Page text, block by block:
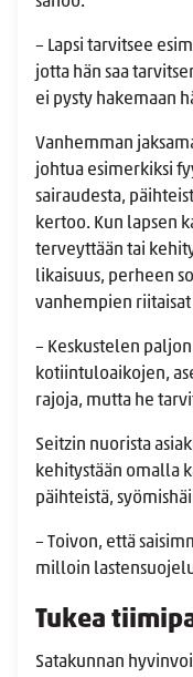
– Lapsi tarvitsee
jotta hän saa
ei pysty hakemaan
Vanhemman
johtua esimerkiksi
sairaudesta,
kertoo. Kun lapsen
terveyttään tai
likaisuus, perheen
vanhempien
– Keskustelen
kotiintuloaikojen,
rajoja, mutta he
Seitzin nuorista
kehitystään omalla
päihteistä,
– Toivon, että
milloin
Tukea
Satakunnan